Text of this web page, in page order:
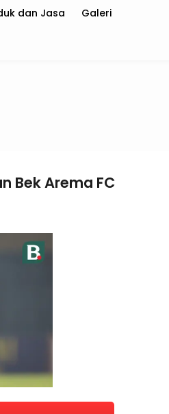
dan Jasa Galeri
Bek Arema FC